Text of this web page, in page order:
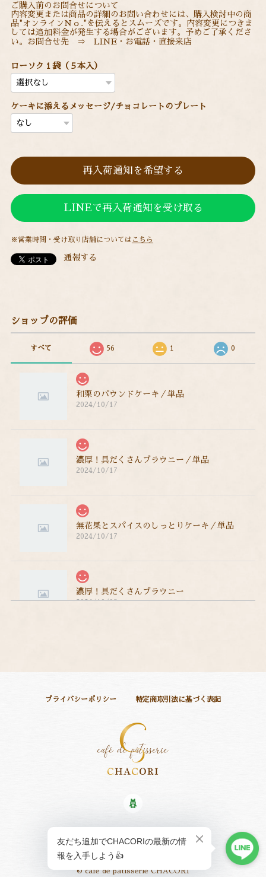
ご購入前のお問合せについて
内容変更または商品の詳細のお問い合わせには、購入検討中の商
品"オンラインＮｏ."を伝えるとスムーズです。内容変更につきま
しては追加料金が発生する場合がございます。予めご了承くださ
い。お問合せ先 ⇒ LINE・お電話・直接来店
ローソク１袋（５本入）
ケーキに添えるメッセージ/チョコレートのプレート
再入荷通知を希望する
LINEで再入荷通知を受け取る
※営業時間・受け取り店舗については こちら
通報する
ショップの評価
すべて 56 1 0
和栗のパウンドケーキ／単品
2024/10/17
濃厚！具だくさんブラウニー／単品
2024/10/17
無花果とスパイスのしっとりケーキ／単品
2024/10/17
濃厚！具だくさんブラウニー
2024/10/08
濃厚だけど食べやすくチェリーとの相性が抜群と 来客のお茶
レビューありがとうございます♪ 美味しいブラ
ウニー！真心商品発送はCHACORI!! これから
送料無料〜渋皮マロンのパイ包(6個入り)
2022/12/24
プライバシーポリシー 特定商取引法に基づく表記
© café de pâtisserie CHACORI
ショップに質問する